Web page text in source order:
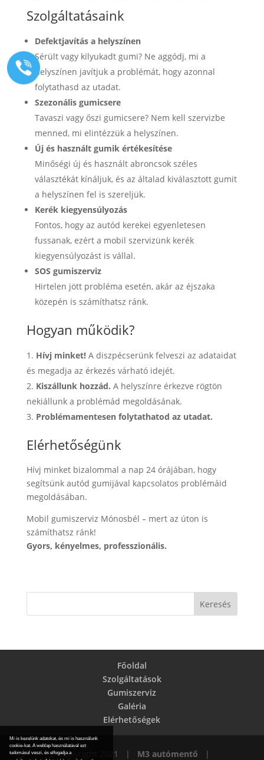
Mi is kezelünk adatokat, és mi is használunk
cookie-kat. A weblap használatával ezt
tudomásul veszi, és elfogadja a
Szolgáltatásaink
Defektjavítás a helyszínen
Sérült vagy kilyukadt gumi? Ne aggódj, mi a
helyszínen javítjuk a problémát, hogy azonnal
folytathasd az utadat.
Szezonális gumicsere
Tavaszi vagy őszi gumicsere? Nem kell szervizbe
menned, mi elintézzük a helyszínen.
Új és használt gumik értékesítése
Minőségi új és használt abroncsok széles
választékát kínáljuk, és az általad kiválasztott gumit
a helyszínen fel is szereljük.
Kerék kiegyensúlyozás
Fontos, hogy az autód kerekei egyenletesen
fussanak, ezért a mobil szervizünk kerék
kiegyensúlyozást is vállal.
SOS gumiszerviz
Hirtelen jött probléma esetén, akár az éjszaka
közepén is számíthatsz ránk.
Hogyan működik?
Hívj minket!A diszpécserünk felveszi az adataidat
és megadja az érkezés várható idejét.
Kiszállunk hozzád. A helyszínre érkezve rögtön
nekiállunk a problémád megoldásának.
Problémamentesen folytathatod az utadat.
Elérhetőségünk
Hívj minket bizalommal a nap 24 órájában, hogy
segítsünk autód gumijával kapcsolatos problémáid
megoldásában.
Mobil gumiszerviz Mónosbél – mert az úton is
számíthatsz ránk!
Gyors, kényelmes, professzionális.
Főoldal
Szolgáltatások
Gumiszerviz
Galéria
Elérhetőségek
© Copyright 2021 | M3 autómentő |